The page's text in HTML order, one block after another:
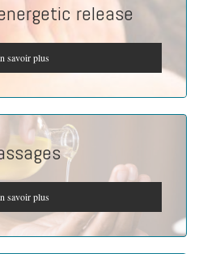
release
savoir plus
savoir plus